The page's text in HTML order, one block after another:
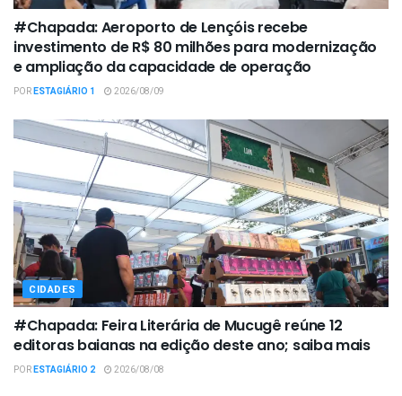
#Chapada: Aeroporto de Lençóis recebe
investimento de R$ 80 milhões para modernização
e ampliação da capacidade de operação
PORESTAGIÁRIO 1 2026/08/09
CIDADES
#Chapada: Feira Literária de Mucugê reúne 12
editoras baianas na edição deste ano; saiba mais
PORESTAGIÁRIO 2 2026/08/08